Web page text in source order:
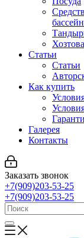
Статьи
Статьи
Как купить
Галерея
Контакты
Заказать звонок
+7(909)203-53-25
+7(909)203-53-25